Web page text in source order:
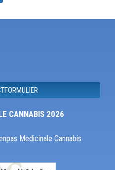
CANNABIS 2026
Medicinale Cannabis